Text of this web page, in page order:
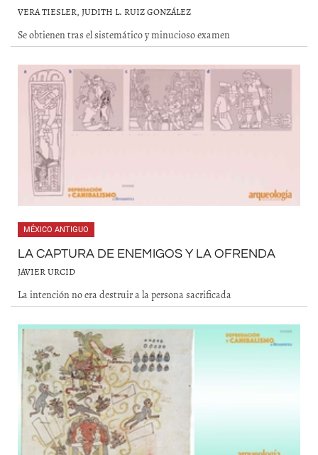
VERA TIESLER, JUDITH L. RUIZ GONZÁLEZ
Se obtienen tras el sistemático y minucioso examen
MÉXICO ANTIGUO
LA CAPTURA DE ENEMIGOS Y LA OFRENDA
JAVIER URCID
La intención no era destruir a la persona sacrificada